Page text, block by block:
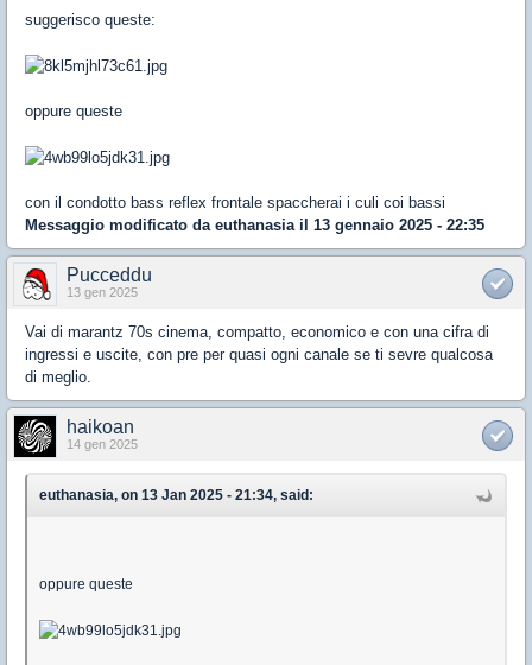
suggerisco queste:
oppure queste
con il condotto bass reflex frontale spaccherai i culi coi bassi
Messaggio modificato da euthanasiail 13 gennaio 2025 - 22:35
Pucceddu
13 gen 2025
Vai di marantz 70s cinema, compatto, economico e con una cifra di
ingressi e uscite, con pre per quasi ogni canale se ti sevre qualcosa
di meglio.
haikoan
14 gen 2025
euthanasia, on 13 Jan 2025 - 21:34, said:
oppure queste